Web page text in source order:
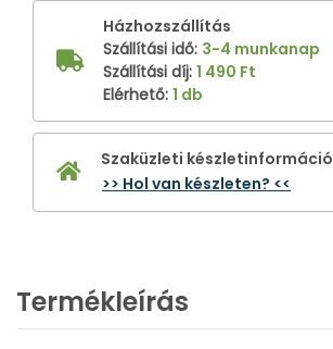
Házhozszállítás
Szállítási idő: 3-4 munkanap
Szállítási díj: 1 490 Ft
Elérhető: 1 db
Szaküzleti készletinformáció
>> Hol van készleten? <<
Termékleírás